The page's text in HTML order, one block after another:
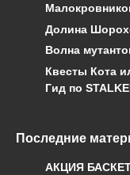
Долина
Волна
Квесты Кота
Гид по
Последние
АКЦИЯ